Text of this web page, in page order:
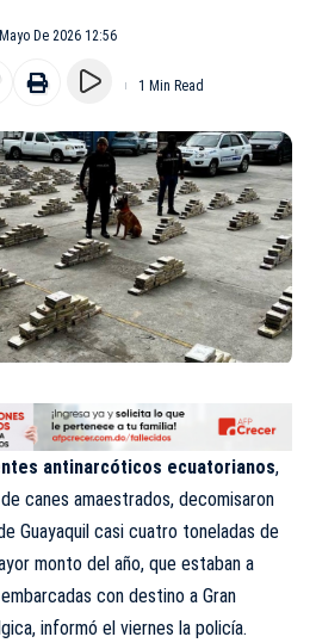
De 2026 12:56
1 Min Read
antinarcóticos ecuatorianos,
canes amaestrados, decomisaron
Guayaquil casi cuatro toneladas de
monto del año, que estaban a
con destino a Gran
informó el viernes la policía.